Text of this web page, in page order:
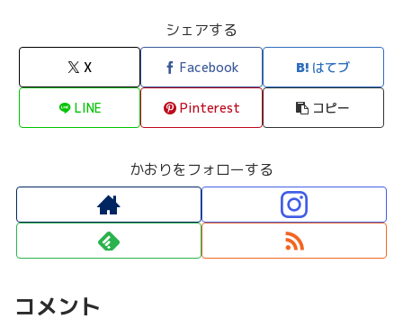
シェアする
X Facebook はてブ
LINE Pinterest コピー
かおりをフォローする
コメント